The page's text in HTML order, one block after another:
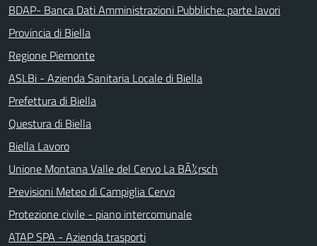
BDAP- Banca Dati Amministrazioni Pubbliche: parte lavori
Provincia di Biella
Regione Piemonte
ASLBi - Azienda Sanitaria Locale di Biella
Prefettura di Biella
Questura di Biella
Biella Lavoro
Unione Montana Valle del Cervo La BÃ¼rsch
Previsioni Meteo di Campiglia Cervo
Protezione civile - piano intercomunale
ATAP SPA - Azienda trasporti